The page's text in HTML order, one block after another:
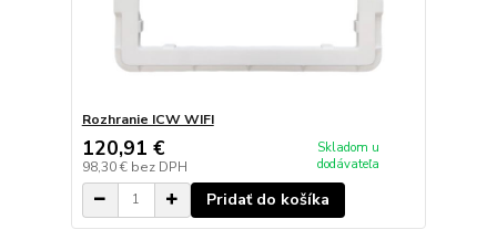
Rozhranie ICW WIFI
120,91 €
98,30 € bez DPH
Skladom u
dodávateľa
Pridať do košíka